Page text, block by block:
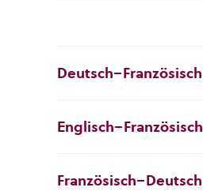
Deutsch–Französisch
Englisch–Französisch
Französisch–Deutsch